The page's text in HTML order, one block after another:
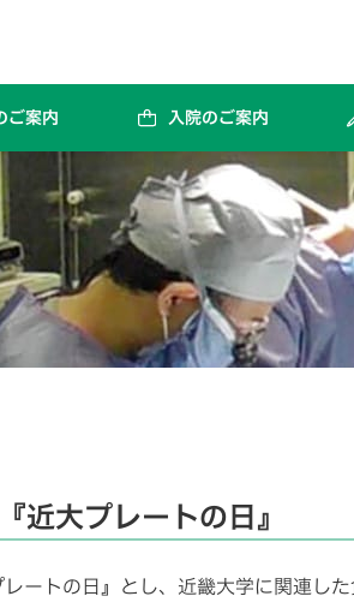
ご案内 入院のご案内
近大プレートの日』
ートの日』とし、近畿大学に関連し